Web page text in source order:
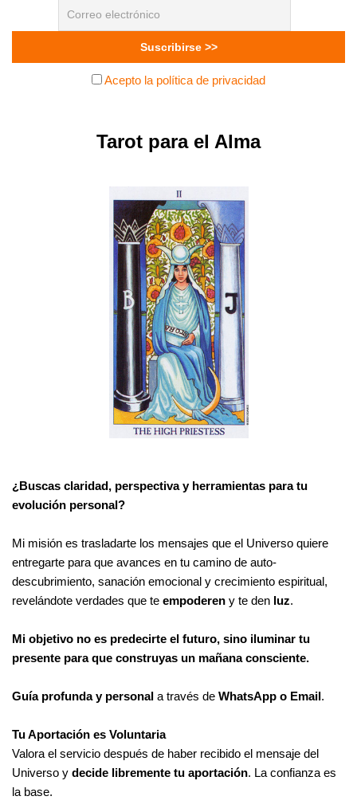
Acepto la política de privacidad
Tarot para el Alma
¿Buscas claridad, perspectiva y herramientas para tu
evolución personal?
Mi misión es trasladarte los mensajes que el Universo quiere
entregarte para que avances en tu camino de auto-
descubrimiento, sanación emocional y crecimiento espiritual,
revelándote verdades que te empoderen y te den luz.
Mi objetivo no es predecirte el futuro, sino iluminar tu
presente para que construyas un mañana consciente.
Guía profunda y personal a través de WhatsApp o Email.
Tu Aportación es Voluntaria
Valora el servicio después de haber recibido el mensaje del
Universo y decide libremente tu aportación. La confianza es
la base.